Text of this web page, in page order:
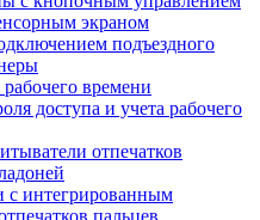
экраном
подъездного
времени
доступа и учета рабочего
отпечатков
с интегрированным
пальцев